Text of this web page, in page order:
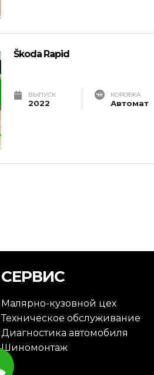
Škoda Rapid
ВЫПУСК
2022
КОРОБКА
Автомат
СЕРВИС
Малярно-кузовной цех
Техническое обслуживание
Диагностика автомобиля
Шиномонтаж